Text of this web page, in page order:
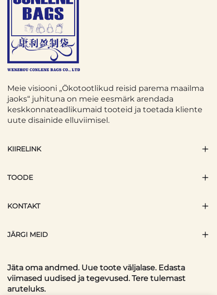
Meie visiooni „Ökotootlikud reisid parema maailma
jaoks“ juhituna on meie eesmärk arendada
keskkonnateadlikumaid tooteid ja toetada kliente
uute disainide elluviimisel.
KIIRELINK
TOODE
KONTAKT
JÄRGI MEID
Jäta oma andmed. Uue toote väljalase. Edasta
viimased uudised ja tegevused. Tere tulemast
aruteluks.